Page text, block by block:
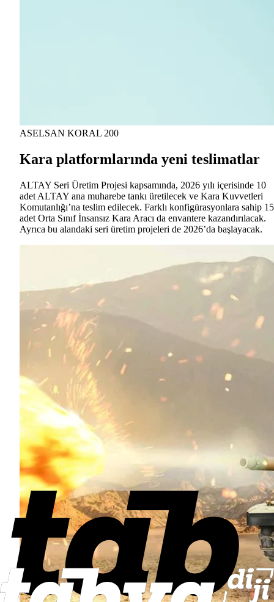
ASELSAN KORAL 200
Kara platformlarında yeni teslimatlar
ALTAY Seri Üretim Projesi kapsamında, 2026 yılı içerisinde 10
adet ALTAY ana muharebe tankı üretilecek ve Kara Kuvvetleri
Komutanlığı’na teslim edilecek. Farklı konfigürasyonlara sahip 15
adet Orta Sınıf İnsansız Kara Aracı da envantere kazandırılacak.
Ayrıca bu alandaki seri üretim projeleri de 2026’da başlayacak.